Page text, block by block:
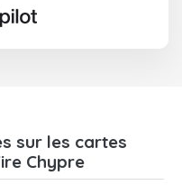
sur les cartes
Chypre